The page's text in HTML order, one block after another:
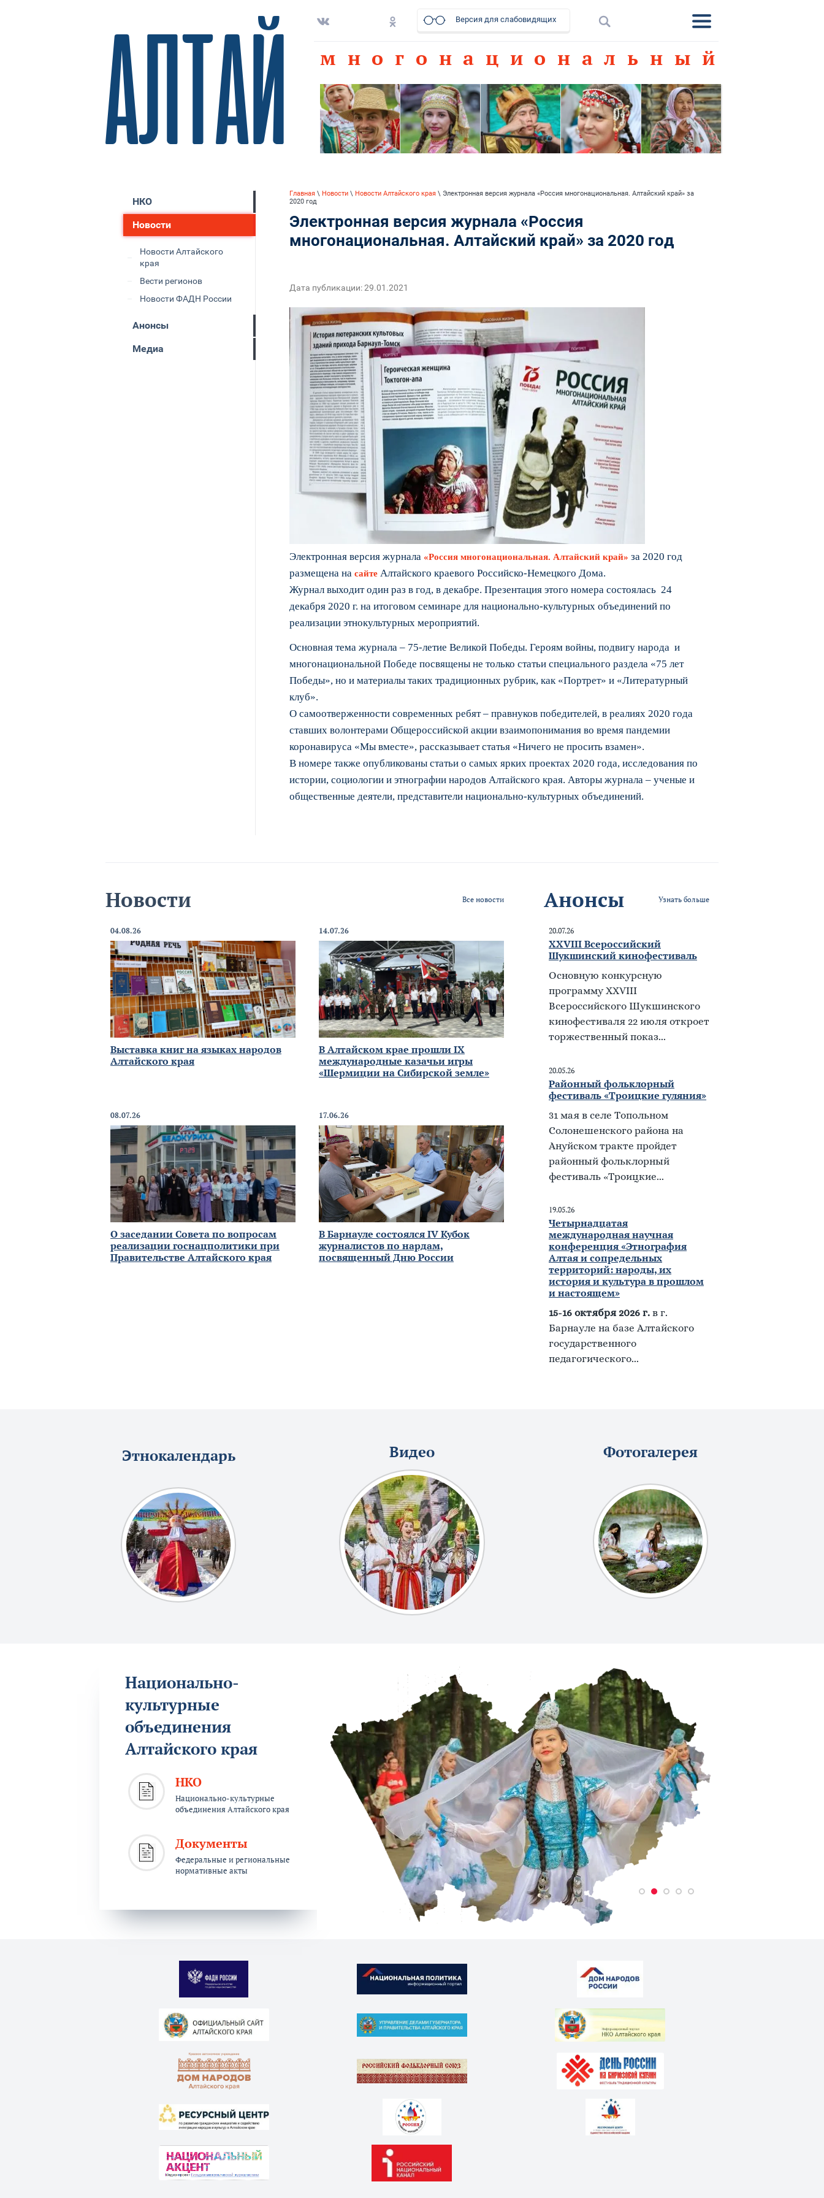
Версия для слабовидящих меню
многонациональный
НКО
Новости
Новости Алтайского
края
Вести регионов
Новости ФАДН России
Анонсы
Медиа
Главная \ Новости \ Новости Алтайского края \ Электронная версия журнала «Россия многонациональная. Алтайский край» за
2020 год
Электронная версия журнала «Россия
многонациональная. Алтайский край» за 2020 год
Дата публикации: 29.01.2021
Электронная версия журнала «Россия многонациональная. Алтайский край» за 2020 год
размещена на сайте Алтайского краевого Российско-Немецкого Дома.
Журнал выходит один раз в год, в декабре. Презентация этого номера состоялась 24
декабря 2020 г. на итоговом семинаре для национально-культурных объединений по
реализации этнокультурных мероприятий.
Основная тема журнала – 75-летие Великой Победы. Героям войны, подвигу народа и
многонациональной Победе посвящены не только статьи специального раздела «75 лет
Победы», но и материалы таких традиционных рубрик, как «Портрет» и «Литературный
клуб».
О самоотверженности современных ребят – правнуков победителей, в реалиях 2020 года
ставших волонтерами Общероссийской акции взаимопонимания во время пандемии
коронавируса «Мы вместе», рассказывает статья «Ничего не просить взамен».
В номере также опубликованы статьи о самых ярких проектах 2020 года, исследования по
истории, социологии и этнографии народов Алтайского края. Авторы журнала – ученые и
общественные деятели, представители национально-культурных объединений.
Новости Все новости
04.08.26
Выставка книг на языках народов
Алтайского края
14.07.26
В Алтайском крае прошли IX
международные казачьи игры
«Шермиции на Сибирской земле»
08.07.26
О заседании Совета по вопросам
реализации госнацполитики при
Правительстве Алтайского края
17.06.26
В Барнауле состоялся IV Кубок
журналистов по нардам,
посвященный Дню России
Анонсы Узнать больше
20.07.26
XXVIII Всероссийский
Шукшинский кинофестиваль
Основную конкурсную
программу XXVIII
Всероссийского Шукшинского
кинофестиваля 22 июля откроет
торжественный показ...
20.05.26
Районный фольклорный
фестиваль «Троицкие гуляния»
31 мая в селе Топольном
Солонешенского района на
Ануйском тракте пройдет
районный фольклорный
фестиваль «Троицкие...
19.05.26
Четырнадцатая
международная научная
конференция «Этнография
Алтая и сопредельных
территорий: народы, их
история и культура в прошлом
и настоящем»
15-16 октября 2026 г. в г.
Барнауле на базе Алтайского
государственного
педагогического...
Этнокалендарь Видео Фотогалерея
Национально-
культурные
объединения
Алтайского края
НКО
Национально-культурные
объединения Алтайского края
Документы
Федеральные и региональные
нормативные акты